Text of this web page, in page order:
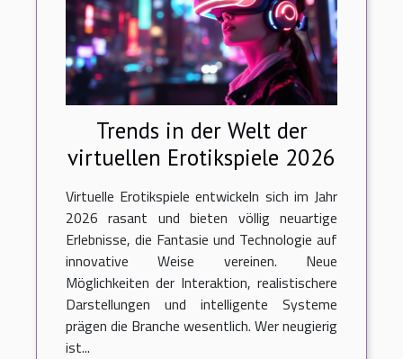
Trends in der Welt der
virtuellen Erotikspiele 2026
Virtuelle Erotikspiele entwickeln sich im Jahr
2026 rasant und bieten völlig neuartige
Erlebnisse, die Fantasie und Technologie auf
innovative Weise vereinen. Neue
Möglichkeiten der Interaktion, realistischere
Darstellungen und intelligente Systeme
prägen die Branche wesentlich. Wer neugierig
ist...